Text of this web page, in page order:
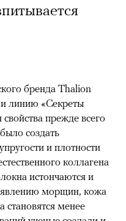
бренда Thalion
линию «Секреты
прежде всего
создать
и плотности
коллагена
истончаются и
морщин, кожа
становятся менее